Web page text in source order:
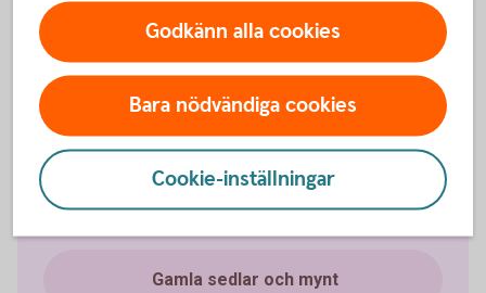
finns någon bank i närheten.
Kontantens uttagsautomater(kontanten.se)
Kontanter och bankomater
Gamla sedlar och mynt
Godkänn alla cookies
Bara nödvändiga cookies
Cookie-inställningar